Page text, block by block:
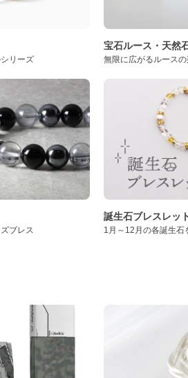
リーズ
宝石ルース・天然
無限に広がるルース
ブレス
誕生石ブレスレット
1月～12月の各誕生石